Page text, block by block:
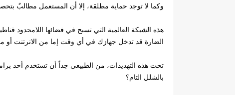
وكما لا توجد حماية مطلقة، إلا أن المستعمل مطالبٌ
هذه الشبكة العالمية التي تسبح في فضائها اللامحدود
الضارة قد تدخل جهازك في أي وقت إما من الانرتنت أو
تحت هذه التهديدات، من الطبيعي جداً أن تستخدم أحد
بالشلل التام؟